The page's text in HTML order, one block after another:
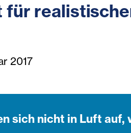
2017
sich nicht in Luft